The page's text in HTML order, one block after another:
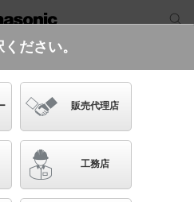
ださい。
販売代理店
工務店